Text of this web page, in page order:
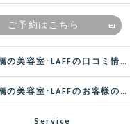
ご予約はこちら
心斎橋の美容室･LAFFの口コミ情報
心斎橋の美容室･LAFFのお客様の声
Service